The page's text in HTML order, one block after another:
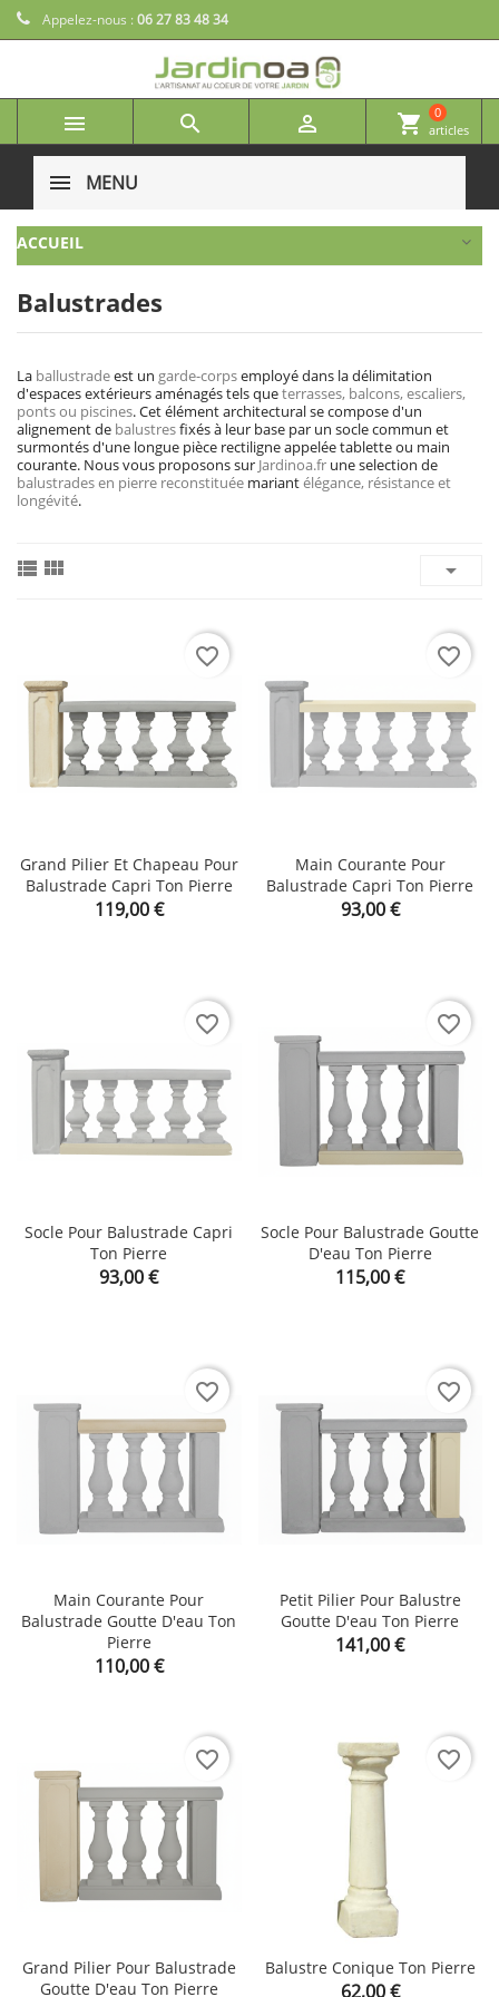
Appelez-nous :06 27 83 48 34
   shopping_cart
0
articles
MENU
ACCUEIL
Balustrades
La ballustradeest un garde-corpsemployé dans la délimitation
d'espaces extérieurs aménagés tels queterrasses, balcons, escaliers,
ponts ou piscines. Cet élément architectural se compose d'un
alignement de balustresfixés à leur base par un socle commun et
surmontés d'une longue pièce rectiligne appelée tablette ou main
courante. Nous vous proposons sur Jardinoa.fr une selection de
balustrades en pierre reconstituée mariantélégance, résistance et
longévité.
  
Grand Pilier Et Chapeau Pour
Balustrade Capri Ton Pierre
Prix
119,00 €
favorite_border
Main Courante Pour
Balustrade Capri Ton Pierre
Prix
93,00 €
favorite_border
Socle Pour Balustrade Capri
Ton Pierre
Prix
93,00 €
favorite_border
Socle Pour Balustrade Goutte
D'eau Ton Pierre
Prix
115,00 €
favorite_border
Main Courante Pour
Balustrade Goutte D'eau Ton
Pierre
Prix
110,00 €
favorite_border
Petit Pilier Pour Balustre
Goutte D'eau Ton Pierre
Prix
141,00 €
favorite_border
Grand Pilier Pour Balustrade
Goutte D'eau Ton Pierre
favorite_border
Balustre Conique Ton Pierre
Prix
62,00 €
favorite_border